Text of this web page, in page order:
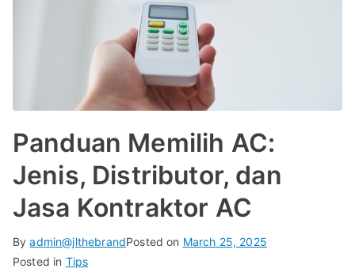
Panduan Memilih AC:
Jenis, Distributor, dan
Jasa Kontraktor AC
Byadmin@jlthebrandPosted on March 25, 2025
Posted in Tips